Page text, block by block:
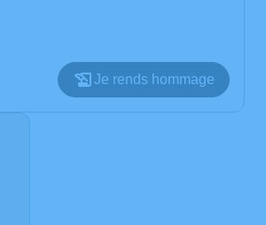
Je rends hommage